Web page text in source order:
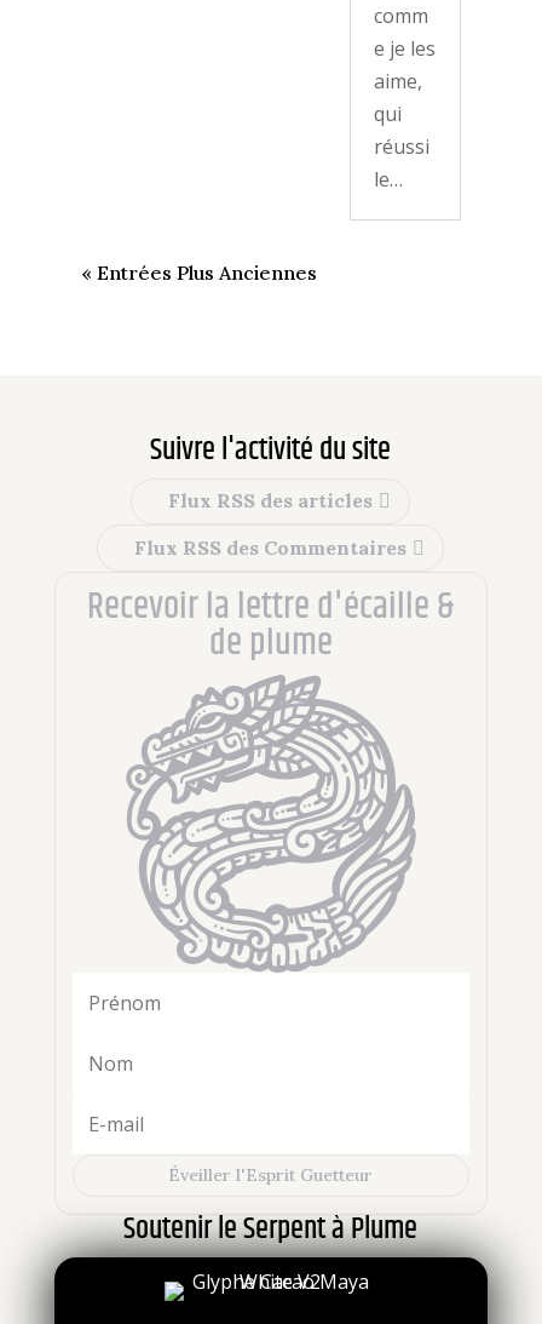
comm
e je les
aime,
qui
réussi
le…
« Entrées Plus Anciennes
Suivre l'activité du site
Flux RSS des articles
Flux RSS des Commentaires
Recevoir la lettre d'écaille &
de plume
Éveiller l'Esprit Guetteur
Soutenir le Serpent à Plume